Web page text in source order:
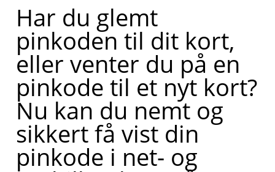
Har du glemt
pinkoden til dit kort,
eller venter du på en
pinkode til et nyt kort?
Nu kan du nemt og
sikkert få vist din
pinkode i net- og